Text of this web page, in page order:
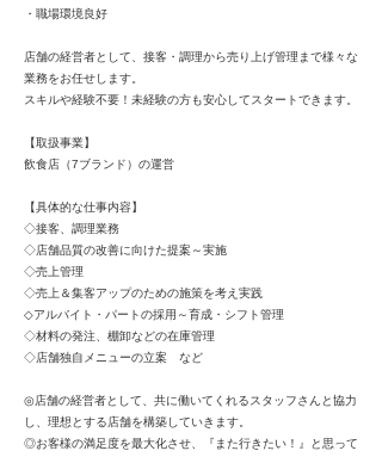
・職場環境良好
店舗の経営者として、接客・調理から売り上げ管理まで様々な
業務をお任せします。
スキルや経験不要！未経験の方も安心してスタートできます。
【取扱事業】
飲食店（7ブランド）の運営
【具体的な仕事内容】
◇接客、調理業務
◇店舗品質の改善に向けた提案～実施
◇売上管理
◇売上＆集客アップのための施策を考え実践
◇アルバイト・パートの採用～育成・シフト管理
◇材料の発注、棚卸などの在庫管理
◇店舗独自メニューの立案 など
◎店舗の経営者として、共に働いてくれるスタッフさんと協力
し、理想とする店舗を構築していきます。
◎お客様の満足度を最大化させ、『また行きたい！』と思って